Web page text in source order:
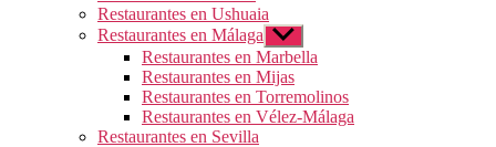
Restaurantes en Ushuaia
Restaurantes en Málaga Mostrar
el
submenú
Restaurantes en Marbella
Restaurantes en Mijas
Restaurantes en Torremolinos
Restaurantes en Vélez-Málaga
Restaurantes en Sevilla